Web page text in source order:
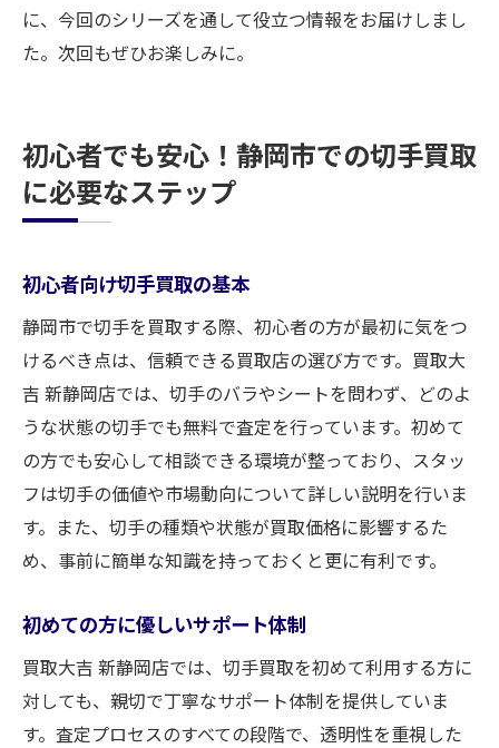
に、今回のシリーズを通して役立つ情報をお届けしまし
た。次回もぜひお楽しみに。
初心者でも安心！静岡市での切手買取
に必要なステップ
初心者向け切手買取の基本
静岡市で切手を買取する際、初心者の方が最初に気をつ
けるべき点は、信頼できる買取店の選び方です。買取大
吉 新静岡店では、切手のバラやシートを問わず、どのよ
うな状態の切手でも無料で査定を行っています。初めて
の方でも安心して相談できる環境が整っており、スタッ
フは切手の価値や市場動向について詳しい説明を行いま
す。また、切手の種類や状態が買取価格に影響するた
め、事前に簡単な知識を持っておくと更に有利です。
初めての方に優しいサポート体制
買取大吉 新静岡店では、切手買取を初めて利用する方に
対しても、親切で丁寧なサポート体制を提供していま
す。査定プロセスのすべての段階で、透明性を重視した